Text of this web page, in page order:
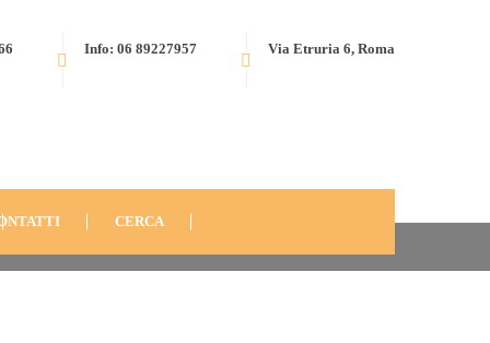
Via Etruria 6, Roma
Info: 06 89227957
CERCA